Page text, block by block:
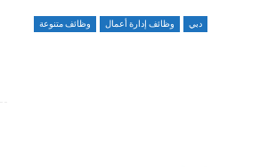
دبي وظائف إدارة أعمال وظائف متنوعة
ضمن بيئة عمل مهنية برواتب محفزة